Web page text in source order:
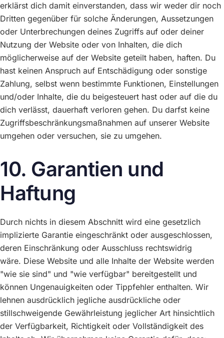
erklärst dich damit einverstanden, dass wir weder dir noch
Dritten gegenüber für solche Änderungen, Aussetzungen
oder Unterbrechungen deines Zugriffs auf oder deiner
Nutzung der Website oder von Inhalten, die dich
möglicherweise auf der Website geteilt haben, haften. Du
hast keinen Anspruch auf Entschädigung oder sonstige
Zahlung, selbst wenn bestimmte Funktionen, Einstellungen
und/oder Inhalte, die du beigesteuert hast oder auf die du
dich verlässt, dauerhaft verloren gehen. Du darfst keine
Zugriffsbeschränkungsmaßnahmen auf unserer Website
umgehen oder versuchen, sie zu umgehen.
10. Garantien und
Haftung
Durch nichts in diesem Abschnitt wird eine gesetzlich
implizierte Garantie eingeschränkt oder ausgeschlossen,
deren Einschränkung oder Ausschluss rechtswidrig
wäre. Diese Website und alle Inhalte der Website werden
"wie sie sind" und "wie verfügbar" bereitgestellt und
können Ungenauigkeiten oder Tippfehler enthalten. Wir
lehnen ausdrücklich jegliche ausdrückliche oder
stillschweigende Gewährleistung jeglicher Art hinsichtlich
der Verfügbarkeit, Richtigkeit oder Vollständigkeit des